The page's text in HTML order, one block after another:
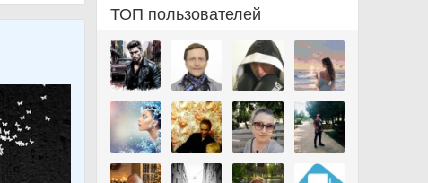
ТОП пользователей